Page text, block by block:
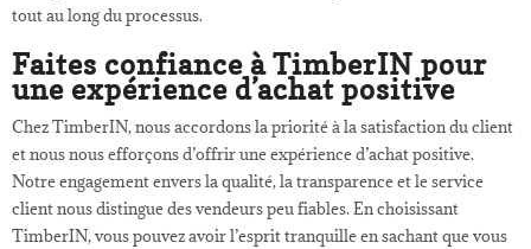
tout au long du processus.
Faites confiance à TimberIN pour
une expérience d’achat positive
Chez TimberIN, nous accordons la priorité à la satisfaction du client
et nous nous efforçons d’offrir une expérience d’achat positive.
Notre engagement envers la qualité, la transparence et le service
client nous distingue des vendeurs peu fiables. En choisissant
TimberIN, vous pouvez avoir l’esprit tranquille en sachant que vous